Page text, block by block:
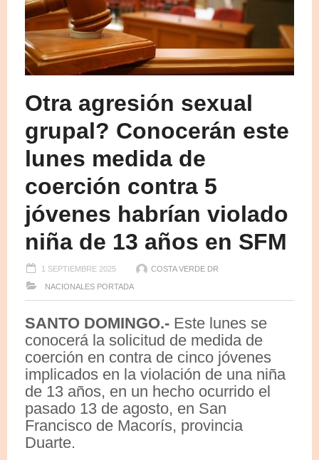
Otra agresión sexual
grupal? Conocerán este
lunes medida de
coerción contra 5
jóvenes habrían violado
niña de 13 años en SFM
1 SEPTIEMBRE 2025 COSTA VERDE DR
NACIONALES PORTADA
SANTO DOMINGO.- Este lunes se
conocerá la solicitud de medida de
coerción en contra de cinco jóvenes
implicados en la violación de una niña
de 13 años, en un hecho ocurrido el
pasado 13 de agosto, en San
Francisco de Macorís, provincia
Duarte.